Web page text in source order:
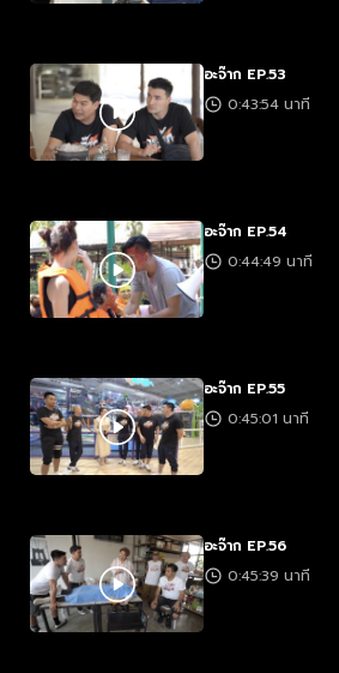
อะจ๊าก EP.53
0:43:54 นาที
อะจ๊าก EP.54
0:44:49 นาที
อะจ๊าก EP.55
0:45:01 นาที
อะจ๊าก EP.56
0:45:39 นาที